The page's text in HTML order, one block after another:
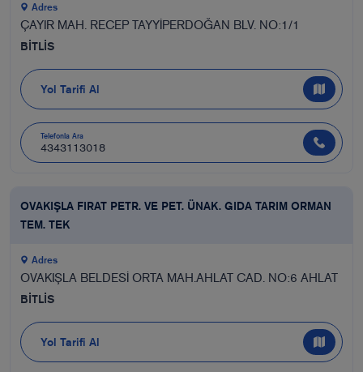
Adres
ÇAYIR MAH. RECEP TAYYİPERDOĞAN BLV. NO:1/1
BİTLİS
Yol Tarifi Al
Telefonla Ara
4343113018
OVAKIŞLA FIRAT PETR. VE PET. ÜNAK. GIDA TARIM ORMAN
TEM. TEK
Adres
OVAKIŞLA BELDESİ ORTA MAH.AHLAT CAD. NO:6 AHLAT
BİTLİS
Yol Tarifi Al